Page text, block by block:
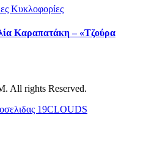
Κυκλοφορίες
Καραπατάκη – «Τζούρα
All rights Reserved.
19CLOUDS